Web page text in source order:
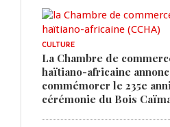
CULTURE
La Chambre de
haïtiano-africaine
commémorer le 235e
cérémonie du Bois